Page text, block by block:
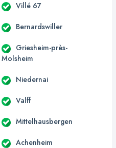
Villé 67
Bernardswiller
Griesheim-près-
Molsheim
Niedernai
Valff
Mittelhausbergen
Achenheim